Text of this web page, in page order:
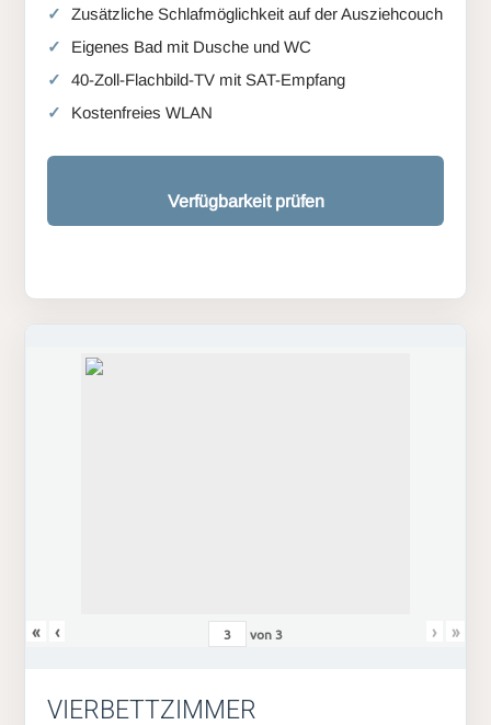
Zusätzliche Schlafmöglichkeit auf der Ausziehcouch
Eigenes Bad mit Dusche und WC
40-Zoll-Flachbild-TV mit SAT-Empfang
Kostenfreies WLAN
Verfügbarkeit prüfen
« ‹ von3 › »
VIERBETTZIMMER